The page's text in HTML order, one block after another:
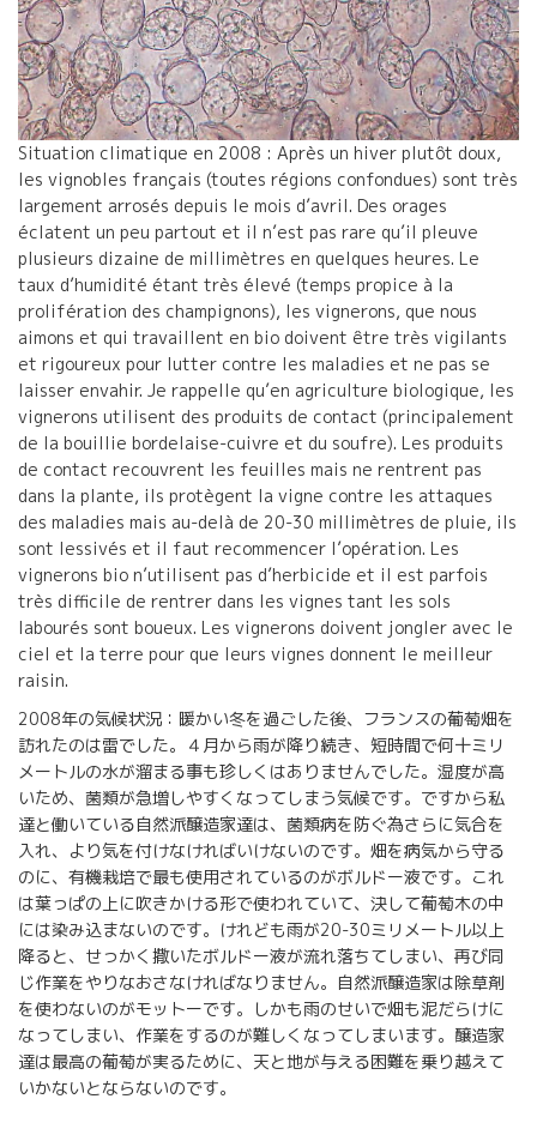
Situation climatique en 2008 : Après un hiver plutôt doux,
les vignobles français (toutes régions confondues) sont très
largement arrosés depuis le mois d’avril. Des orages
éclatent un peu partout et il n’est pas rare qu’il pleuve
plusieurs dizaine de millimètres en quelques heures. Le
taux d’humidité étant très élevé (temps propice à la
prolifération des champignons), les vignerons, que nous
aimons et qui travaillent en bio doivent être très vigilants
et rigoureux pour lutter contre les maladies et ne pas se
laisser envahir. Je rappelle qu’en agriculture biologique, les
vignerons utilisent des produits de contact (principalement
de la bouillie bordelaise-cuivre et du soufre). Les produits
de contact recouvrent les feuilles mais ne rentrent pas
dans la plante, ils protègent la vigne contre les attaques
des maladies mais au-delà de 20-30 millimètres de pluie, ils
sont lessivés et il faut recommencer l’opération. Les
vignerons bio n’utilisent pas d’herbicide et il est parfois
très difficile de rentrer dans les vignes tant les sols
labourés sont boueux. Les vignerons doivent jongler avec le
ciel et la terre pour que leurs vignes donnent le meilleur
raisin.
2008年の気候状況：暖かい冬を過ごした後、フランスの葡萄畑を
訪れたのは雷でした。４月から雨が降り続き、短時間で何十ミリ
メートルの水が溜まる事も珍しくはありませんでした。湿度が高
いため、菌類が急増しやすくなってしまう気候です。ですから私
達と働いている自然派醸造家達は、菌類病を防ぐ為さらに気合を
入れ、より気を付けなければいけないのです。畑を病気から守る
のに、有機栽培で最も使用されているのがボルドー液です。これ
は葉っぱの上に吹きかける形で使われていて、決して葡萄木の中
には染み込まないのです。けれども雨が20-30ミリメートル以上
降ると、せっかく撒いたボルドー液が流れ落ちてしまい、再び同
じ作業をやりなおさなければなりません。自然派醸造家は除草剤
を使わないのがモットーです。しかも雨のせいで畑も泥だらけに
なってしまい、作業をするのが難しくなってしまいます。醸造家
達は最高の葡萄が実るために、天と地が与える困難を乗り越えて
いかないとならないのです。